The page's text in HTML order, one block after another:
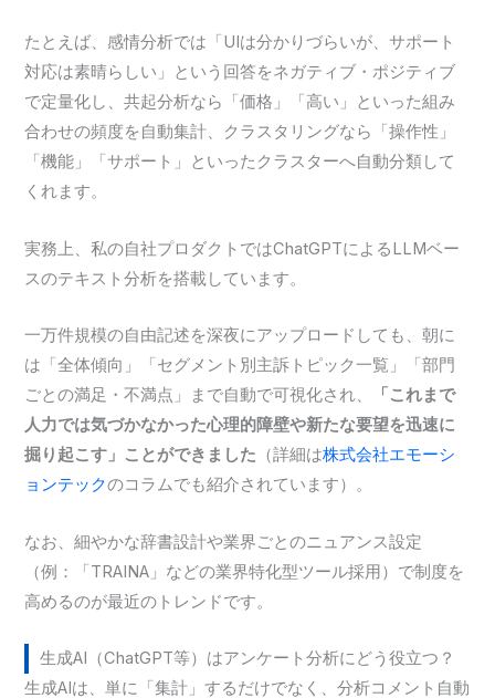
たとえば、感情分析では「UIは分かりづらいが、サポート
対応は素晴らしい」という回答をネガティブ・ポジティブ
で定量化し、共起分析なら「価格」「高い」といった組み
合わせの頻度を自動集計、クラスタリングなら「操作性」
「機能」「サポート」といったクラスターへ自動分類して
くれます。
実務上、私の自社プロダクトではChatGPTによるLLMベー
スのテキスト分析を搭載しています。
一万件規模の自由記述を深夜にアップロードしても、朝に
は「全体傾向」「セグメント別主訴トピック一覧」「部門
ごとの満足・不満点」まで自動で可視化され、
「これまで
人力では気づかなかった心理的障壁や新たな要望を迅速に
掘り起こす」ことができました （詳細は株式会社エモーシ
ョンテックのコラムでも紹介されています）。
なお、細やかな辞書設計や業界ごとのニュアンス設定
（例：「TRAINA」などの業界特化型ツール採用）で制度を
高めるのが最近のトレンドです。
生成AI（ChatGPT等）はアンケート分析にどう役立つ？
生成AIは、単に「集計」するだけでなく、分析コメント自動